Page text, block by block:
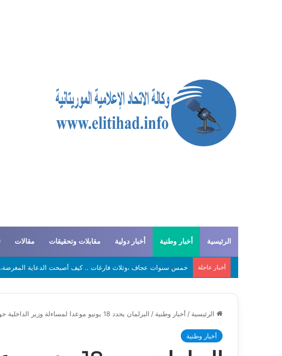
الرئيسية أخبار وطنية أخبار دولية مقابلات وتحقيقات مقالات
أخبار عاجلة لحراطين والبيظان… الهوية المشتركة بين التاريخ والسوسيولوجيا
الرئيسية / أخبار وطنية / البرلمان يحدد 18 يونيو موعدا لمساءلة وزير الداخلية حول الإحصاء
أخبار وطنية